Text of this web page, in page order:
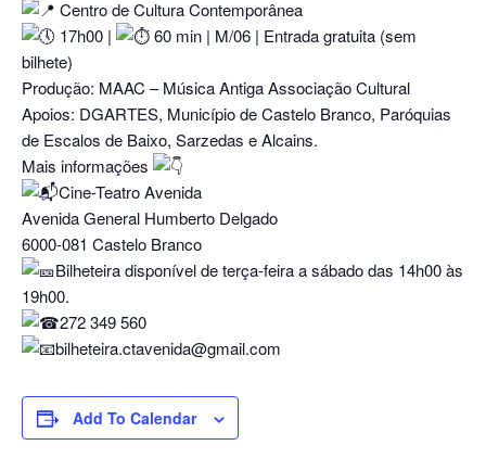
Centro de Cultura Contemporânea
17h00 |
60 min | M/06 | Entrada gratuita (sem
bilhete)
Produção: MAAC – Música Antiga Associação Cultural
Apoios: DGARTES, Município de Castelo Branco, Paróquias
de Escalos de Baixo, Sarzedas e Alcains.
Mais informações
Cine-Teatro Avenida
Avenida General Humberto Delgado
6000-081 Castelo Branco
Bilheteira disponível de terça-feira a sábado das 14h00 às
19h00.
272 349 560
bilheteira.ctavenida@gmail.com
Add To Calendar